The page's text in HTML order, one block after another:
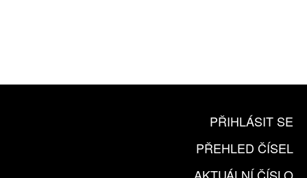
PŘIHLÁSIT SE
PŘEHLED ČÍSEL